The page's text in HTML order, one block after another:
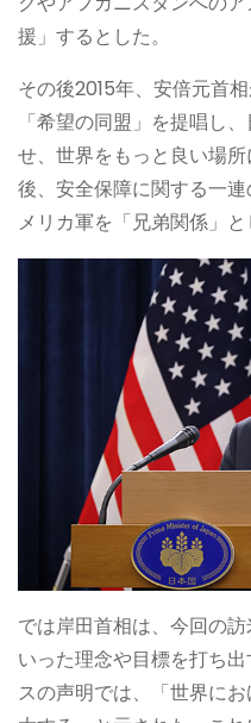
援」するとした。
その後2015年、安倍元首
「希望の同盟」を提唱し
せ、世界をもっと良い場
後、安全保障に関する一
メリカ軍を「兄弟関係」と
では岸田首相は、今回の
いった理念や目標を打ち
スの声明では、「世界に